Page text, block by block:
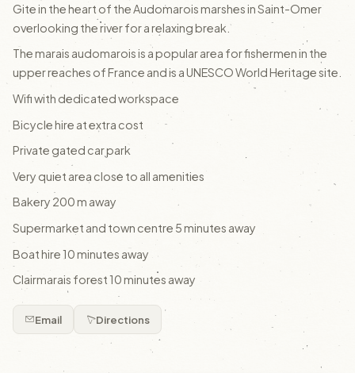
Gite in the heart of the Audomarois marshes in Saint-Omer
overlooking the river for a relaxing break.
The marais audomarois is a popular area for fishermen in the
upper reaches of France and is a UNESCO World Heritage site.
Wifi with dedicated workspace
Bicycle hire at extra cost
Private gated car park
Very quiet area close to all amenities
Bakery 200 m away
Supermarket and town centre 5 minutes away
Boat hire 10 minutes away
Clairmarais forest 10 minutes away
Email Directions